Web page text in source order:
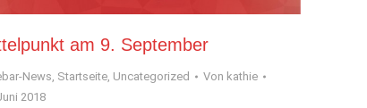
am 9. September
News, Startseite, Uncategorized Von kathie
2018